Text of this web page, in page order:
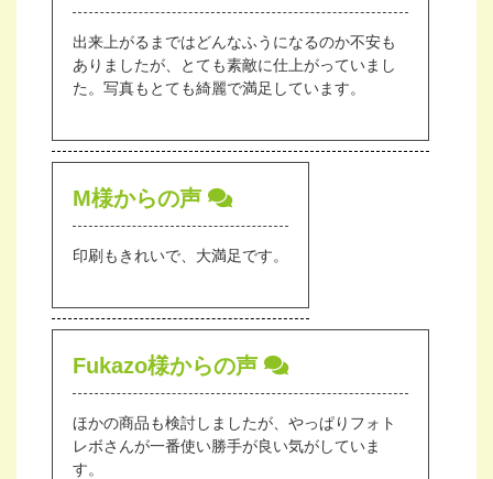
出来上がるまではどんなふうになるのか不安も
ありましたが、とても素敵に仕上がっていまし
た。写真もとても綺麗で満足しています。
M様からの声
印刷もきれいで、大満足です。
Fukazo様からの声
ほかの商品も検討しましたが、やっぱりフォト
レボさんが一番使い勝手が良い気がしていま
す。